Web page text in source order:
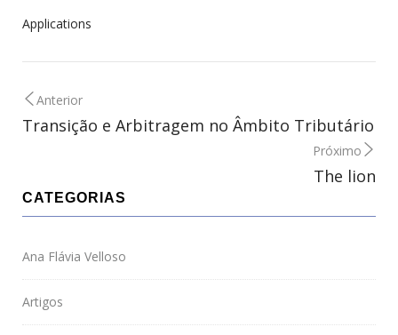
Applications
Anterior
Transição e Arbitragem no Âmbito Tributário
Próximo
The lion
CATEGORIAS
Ana Flávia Velloso
Artigos